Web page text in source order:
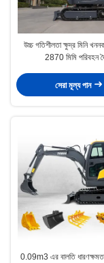
উচ্চ গতিশীলতা ক্ষুদ্র মিনি
2870 মিমি পরিবহন
সেরা মূল্য পান
0.09m3 এর বালতি